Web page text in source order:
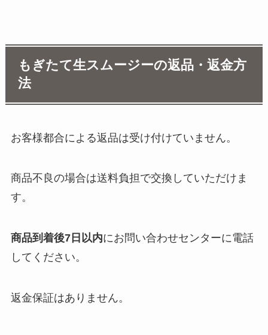
もぎたて生スムージーの返品・返金方
法
お客様都合による返品は受け付けていません。
商品不良の場合は送料負担で交換していただけま
す。
商品到着後7日以内にお問い合わせセンターに電話
してください。
返金保証はありません。